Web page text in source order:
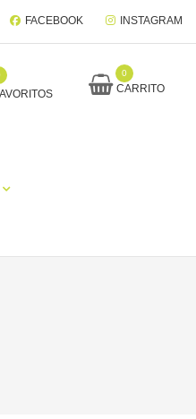
FACEBOOK INSTAGRAM
0
CARRITO